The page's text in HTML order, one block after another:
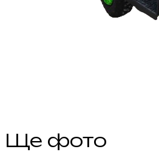
Ще фото